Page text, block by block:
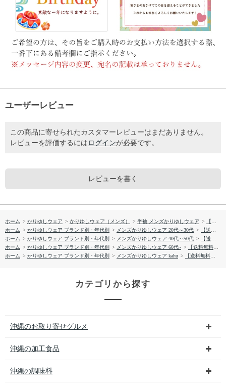
ユーザーレビュー
この商品に寄せられたカスタマーレビューはまだありません。
レビューを評価するには ログインが必要です。
レビューを書く
ホーム > かりゆしウェア > かりゆしウェア（メンズ） > 半袖 メンズかりゆしウェア >
【送料無料】ミンサー 柄 ポイント かりゆしウェア 1026-06A
ホーム > かりゆしウェア ブランド別・年代別 > メンズかりゆしウェア 20代～30代 >
【送料無料】ミンサー 柄 ポイント かりゆしウェア 1026-06A
ホーム > かりゆしウェア ブランド別・年代別 > メンズかりゆしウェア 40代～50代 >
【送料無料】ミンサー 柄 ポイント かりゆしウェア 1026-06A
ホーム > かりゆしウェア ブランド別・年代別 > メンズかりゆしウェア 60代~ >
【送料無料】ミンサー 柄 ポイント かりゆしウェア 1026-06A
ホーム > かりゆしウェア ブランド別・年代別 > メンズかりゆしウェア kahu > 【送料無料】ミンサー 柄 ポイント かりゆしウェア 1026-06A
カテゴリから探す
沖縄のお取り寄せグルメ
沖縄の加工食品
沖縄の調味料